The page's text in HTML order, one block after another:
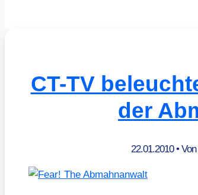
CT-TV
der
22.01.2010• Von